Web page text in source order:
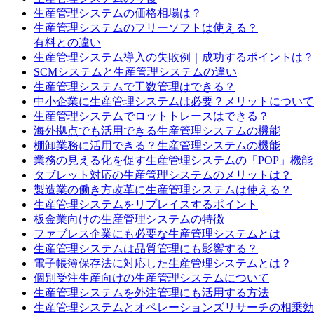
生産管理システムの価格相場は？
生産管理システムのフリーソフトは使える？
有料との違い
生産管理システム導入の失敗例｜成功するポイントは？
SCMシステムと生産管理システムの違い
生産管理システムで工数管理はできる？
中小企業に生産管理システムは必要？メリットについて
生産管理システムでロットトレースはできる？
海外拠点でも活用できる生産管理システムの機能
棚卸業務に活用できる？生産管理システムの機能
業務の見える化を促す生産管理システムの「POP」機能
タブレット対応の生産管理システムのメリットは？
製造業の働き方改革に生産管理システムは使える？
生産管理システムをリプレイスするポイント
板金業向けの生産管理システムの特徴
ファブレス企業にも必要な生産管理システムとは
生産管理システムは品質管理にも影響する？
電子帳簿保存法に対応した生産管理システムとは？
個別受注生産向けの生産管理システムについて
生産管理システムを外注管理にも活用する方法
生産管理システムとオペレーションズリサーチの相乗